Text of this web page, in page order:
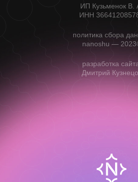
ИП Кузьменок В.
ИНН
разработка
Дмитрий
политика сбора
nanoshu —